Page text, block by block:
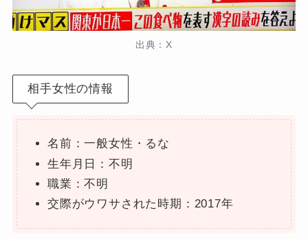
出典：X
相手女性の情報
名前：一般女性・るな
生年月日：不明
職業：不明
交際がウワサされた時期：2017年